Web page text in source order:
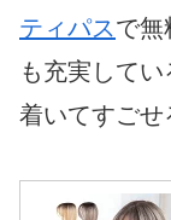
ティパスで無
も充実して
着いてすごせ